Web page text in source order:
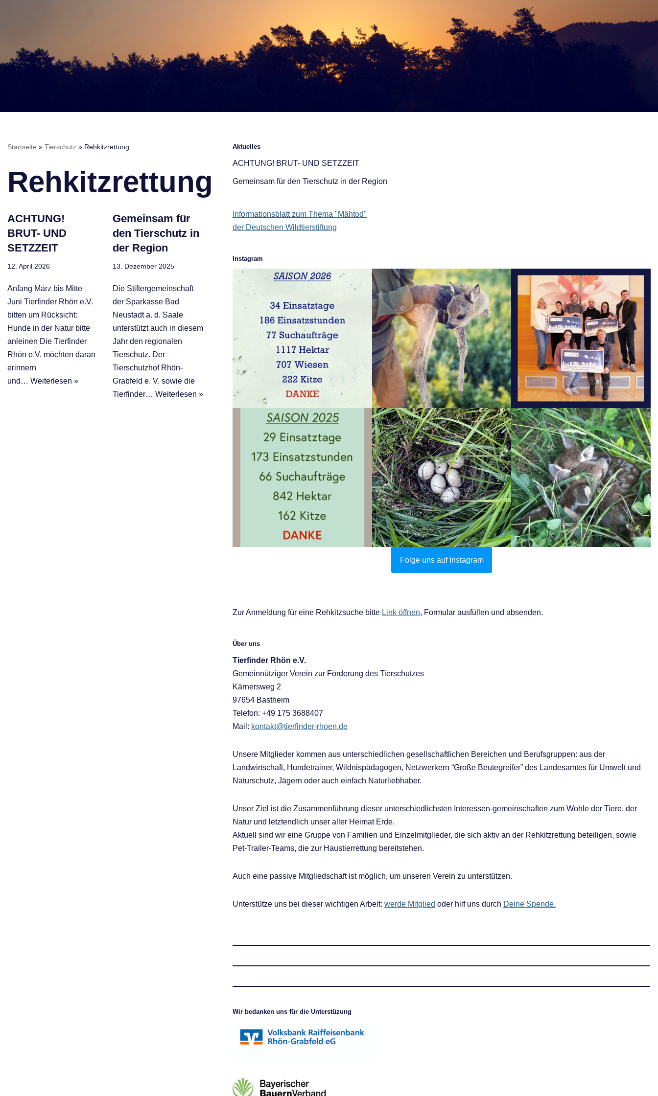
Startseite » Tierschutz » Rehkitzrettung
Rehkitzrettung
ACHTUNG!
BRUT- UND
SETZZEIT
12. April 2026
Anfang März bis Mitte
Juni Tierfinder Rhön e.V.
bitten um Rücksicht:
Hunde in der Natur bitte
anleinen Die Tierfinder
Rhön e.V. möchten daran
erinnern
und… Weiterlesen »
Gemeinsam für
den Tierschutz in
der Region
13. Dezember 2025
Die Stiftergemeinschaft
der Sparkasse Bad
Neustadt a. d. Saale
unterstützt auch in diesem
Jahr den regionalen
Tierschutz. Der
Tierschutzhof Rhön-
Grabfeld e. V. sowie die
Tierfinder…Weiterlesen »
Aktuelles
ACHTUNG! BRUT- UND SETZZEIT
Gemeinsam für den Tierschutz in der Region
Informationsblatt zum Thema "Mähtod"
der Deutschen Wildtierstiftung
Instagram
Folge uns auf Instagram
Zur Anmeldung für eine Rehkitzsuche bitte Link öffnen, Formular ausfüllen und absenden.
Über uns
Tierfinder Rhön e.V.
Gemeinnütziger Verein zur Förderung des Tierschutzes
Kärnersweg 2
97654 Bastheim
Telefon: ‭‭+49 175 3688407‬
Mail: kontakt@tierfinder-rhoen.de
Unsere Mitglieder kommen aus unterschiedlichen gesellschaftlichen Bereichen und Berufsgruppen: aus der
Landwirtschaft, Hundetrainer, Wildnispädagogen, Netzwerkern “Große Beutegreifer” des Landesamtes für Umwelt und
Naturschutz, Jägern oder auch einfach Naturliebhaber.
Unser Ziel ist die Zusammenführung dieser unterschiedlichsten Interessen-gemeinschaften zum Wohle der Tiere, der
Natur und letztendlich unser aller Heimat Erde.
Aktuell sind wir eine Gruppe von Familien und Einzelmitglieder, die sich aktiv an der Rehkitzrettung beteiligen, sowie
Pet-Trailer-Teams, die zur Haustierrettung bereitstehen.
Auch eine passive Mitgliedschaft ist möglich, um unseren Verein zu unterstützen.
Unterstütze uns bei dieser wichtigen Arbeit:werde Mitglied oder hilf uns durch Deine Spende.
Wir bedanken uns für die Unterstüzung